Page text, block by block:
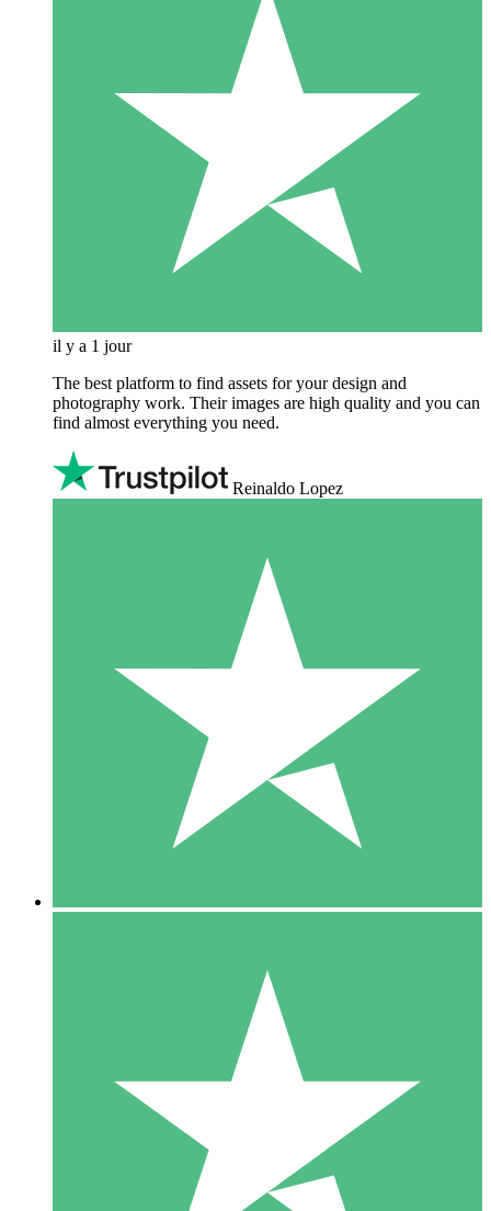
il y a 1 jour
The best platform to find assets for your design and
photography work. Their images are high quality and you can
find almost everything you need.
Reinaldo Lopez